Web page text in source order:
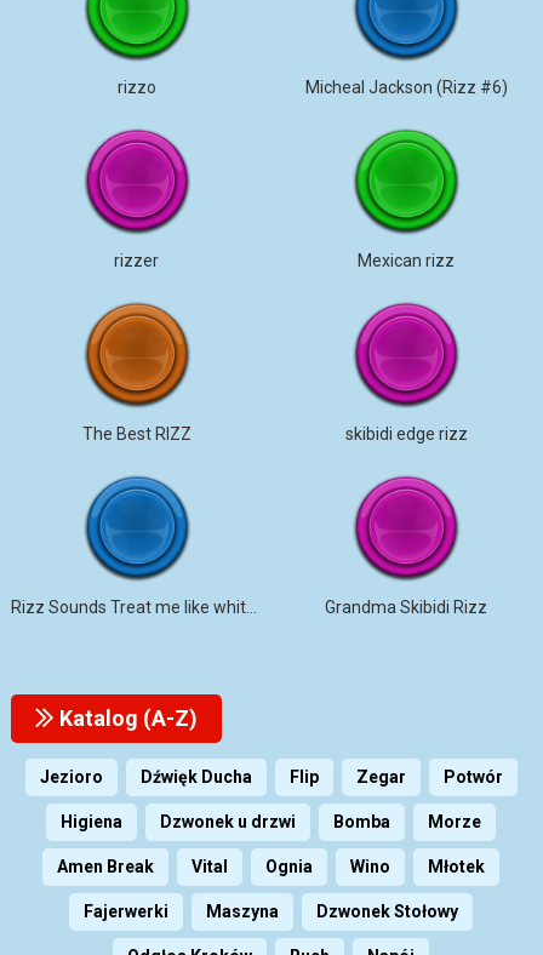
rizzo Micheal Jackson (Rizz #6)
rizzer Mexican rizz
The Best RIZZ skibidi edge rizz
Rizz Sounds Treat me like white T Grandma Skibidi Rizz
Katalog (A-Z)
Jezioro Dźwięk Ducha Flip Zegar Potwór
Higiena Dzwonek u drzwi Bomba Morze
Amen Break Vital Ognia Wino Młotek
Fajerwerki Maszyna Dzwonek Stołowy